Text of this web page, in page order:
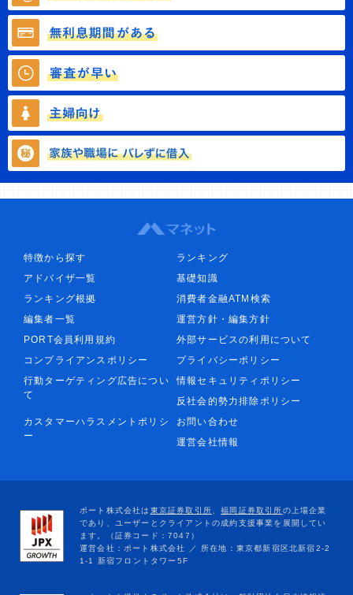
特徴から探す
ランキング
アドバイザ一覧
基礎知識
ランキング根拠
消費者金融ATM検索
編集者一覧
運営方針・編集方針
PORT会員利用規約
外部サービスの利用について
コンプライアンスポリシー
プライバシーポリシー
行動ターゲティング広告につい
て
情報セキュリティポリシー
反社会的勢力排除ポリシー
カスタマーハラスメントポリシ
ー
お問い合わせ
運営会社情報